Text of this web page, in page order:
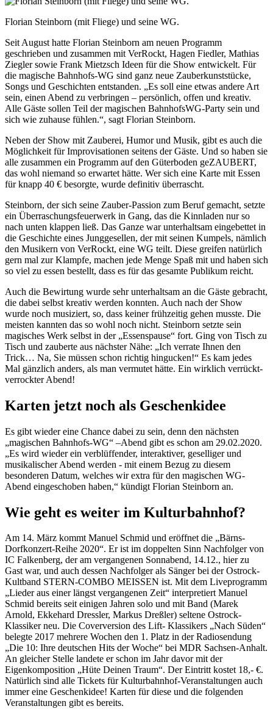
Florian Steinborn (mit Fliege) und seine WG.
Seit August hatte Florian Steinborn am neuen Programm
geschrieben und zusammen mit VerRockt, Hagen Fiedler, Mathias
Ziegler sowie Frank Mietzsch Ideen für die Show entwickelt. Für
die magische Bahnhofs-WG sind ganz neue Zauberkunststücke,
Songs und Geschichten entstanden. „Es soll eine etwas andere Art
sein, einen Abend zu verbringen – persönlich, offen und kreativ.
Alle Gäste sollen Teil der magischen BahnhofsWG-Party sein und
sich wie zuhause fühlen.“, sagt Florian Steinborn.
Neben der Show mit Zauberei, Humor und Musik, gibt es auch die
Möglichkeit für Improvisationen seitens der Gäste. Und so haben sie
alle zusammen ein Programm auf den Güterboden geZAUBERT,
das wohl niemand so erwartet hätte. Wer sich eine Karte mit Essen
für knapp 40 € besorgte, wurde definitiv überrascht.
Steinborn, der sich seine Zauber-Passion zum Beruf gemacht, setzte
ein Überraschungsfeuerwerk in Gang, das die Kinnladen nur so
nach unten klappen ließ. Das Ganze war unterhaltsam eingebettet in
die Geschichte eines Junggesellen, der mit seinen Kumpels, nämlich
den Musikern von VerRockt, eine WG teilt. Diese greifen natürlich
gern mal zur Klampfe, machen jede Menge Spaß mit und haben sich
so viel zu essen bestellt, dass es für das gesamte Publikum reicht.
Auch die Bewirtung wurde sehr unterhaltsam an die Gäste gebracht,
die dabei selbst kreativ werden konnten. Auch nach der Show
wurde noch musiziert, so, dass keiner frühzeitig gehen musste. Die
meisten kannten das so wohl noch nicht. Steinborn setzte sein
magisches Werk selbst in der „Essenspause“ fort. Ging von Tisch zu
Tisch und zauberte aus nächster Nähe: „Ich verrate Ihnen den
Trick… Na, Sie müssen schon richtig hingucken!“ Es kam jedes
Mal gänzlich anders, als man vermutet hätte. Ein wirklich verrückt-
verrockter Abend!
Karten jetzt noch als Geschenkidee
Es gibt wieder eine Chance dabei zu sein, denn den nächsten
„magischen Bahnhofs-WG“ –Abend gibt es schon am 29.02.2020.
„Es wird wieder ein verblüffender, interaktiver, geselliger und
musikalischer Abend werden - mit einem Bezug zu diesem
besonderen Datum, welches wir extra für den magischen WG-
Abend eingeschoben haben,“ kündigt Florian Steinborn an.
Wie geht es weiter im Kulturbahnhof?
Am 14. März kommt Manuel Schmid und eröffnet die „Bärns-
Dorfkonzert-Reihe 2020“. Er ist im doppelten Sinn Nachfolger von
IC Falkenberg, der am vergangenen Sonnabend, 14.12., hier zu
Gast war, und auch dessen Nachfolger als Sänger bei der Ostrock-
Kultband STERN-COMBO MEISSEN ist. Mit dem Liveprogramm
„Lieder aus einer längst vergangenen Zeit“ interpretiert Manuel
Schmid bereits seit einigen Jahren solo und mit Band (Marek
Arnold, Ekkehard Dressler, Markus Dreßler) seltene Ostrock-
Klassiker neu. Die Coverversion des Lift- Klassikers „Nach Süden“
belegte 2017 mehrere Wochen den 1. Platz in der Radiosendung
„Die 10: Ihre deutschen Hits der Woche“ bei MDR Sachsen-Anhalt.
An gleicher Stelle landete er schon im Jahr davor mit der
Eigenkomposition „Hüte Deinen Traum“. Der Eintritt kostet 18,- €.
Natürlich sind alle Tickets für Kulturbahnhof-Veranstaltungen auch
immer eine Geschenkidee! Karten für diese und die folgenden
Veranstaltungen gibt es bereits.